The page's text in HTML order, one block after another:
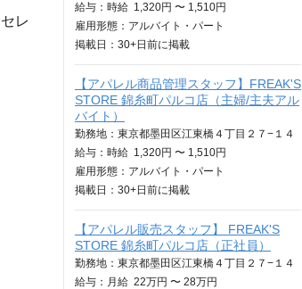
レ
給与： 時給 1,320円 〜 1,510円
雇用形態：アルバイト・パート
掲載日： 30+日 前に掲載
【アパレル商品管理スタッフ】FREAK'S
STORE 錦糸町パルコ店（主婦/主夫アル
バイト）
勤務地：東京都墨田区江東橋４丁目２７−１４
給与： 時給 1,320円 〜 1,510円
雇用形態：アルバイト・パート
掲載日： 30+日 前に掲載
【アパレル販売スタッフ】 FREAK'S
STORE 錦糸町パルコ店（正社員）
勤務地：東京都墨田区江東橋４丁目２７−１４
給与： 月給 22万円 〜 28万円